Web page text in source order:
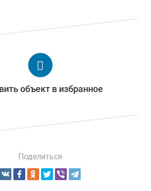
объект в избранное
Поделиться